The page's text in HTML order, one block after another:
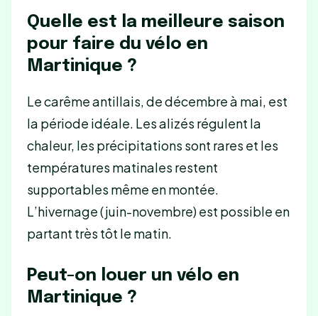
Quelle est la meilleure saison
pour faire du vélo en
Martinique ?
Le carême antillais, de décembre à mai, est
la période idéale. Les alizés régulent la
chaleur, les précipitations sont rares et les
températures matinales restent
supportables même en montée.
L’hivernage (juin-novembre) est possible en
partant très tôt le matin.
Peut-on louer un vélo en
Martinique ?